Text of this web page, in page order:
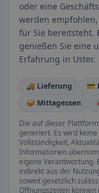
oder eine
werden
für Sie bereitsteht.
genießen Sie eine
Erfahrung in Uster.
🚚 Lieferung 💳
🥪 Mittagessen
Die auf dieser
generiert. Es wird
Vollständigkeit,
Informationen
eigene Verantwortung.
indirekt aus der
soweit gesetzlich
Öffnungszeiten